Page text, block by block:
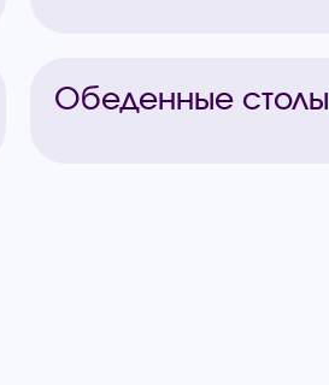
Обеденные столы